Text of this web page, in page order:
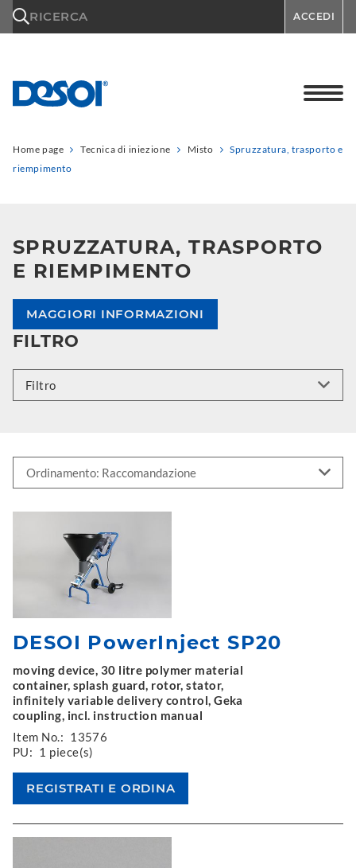
RICERCA ACCEDI
Home page Tecnica di iniezione Misto
Spruzzatura, trasporto e
riempimento
SPRUZZATURA, TRASPORTO
E RIEMPIMENTO
MAGGIORI INFORMAZIONI
FILTRO
Filtro
DESOI PowerInject SP20
moving device, 30 litre polymer material
container, splash guard, rotor, stator,
infinitely variable delivery control, Geka
coupling, incl. instruction manual
Item No.: 13576
PU: 1 piece(s)